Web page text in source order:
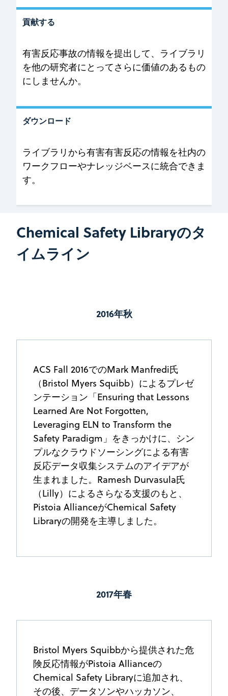
貢献する
有害反応事故の情報を提出して、ライブラリ
を他の研究者にとってさらに価値のあるもの
にしませんか。
ダウンロード
ライブラリから有害有害反応の情報を社内の
ワークフローやナレッジベースに統合できま
す。
Chemical Safety Libraryのタ
イムライン
2016年秋
ACS Fall 2016でのMark Manfredi氏
（Bristol Myers Squibb）によるプレゼ
ンテーション「Ensuring that Lessons
Learned Are Not Forgotten,
Leveraging ELN to Transform the
Safety Paradigm」をきっかけに、シン
プルなクラウドソーシングによる有害
反応データ収集システムのアイデアが
生まれました。Ramesh Durvasula氏
（Lilly）によるさらなる支援のもと、
Pistoia AllianceがChemical Safety
Libraryの開発を主導しました。
2017年春
Bristol Myers Squibbから提供された危
険反応情報がPistoia Allianceの
Chemical Safety Libraryに追加され、
その後、データソンやハッカソン、